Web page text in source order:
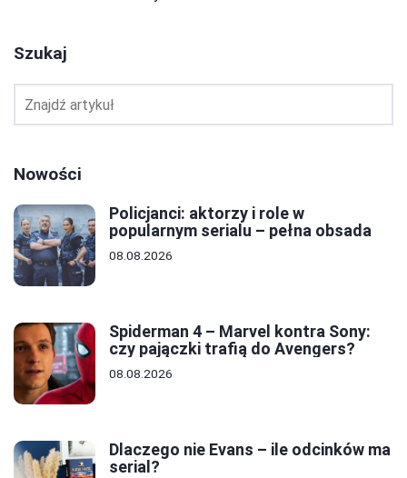
Szukaj
Nowości
Policjanci: aktorzy i role w
popularnym serialu – pełna obsada
08.08.2026
Spiderman 4 – Marvel kontra Sony:
czy pajączki trafią do Avengers?
08.08.2026
Dlaczego nie Evans – ile odcinków ma
serial?